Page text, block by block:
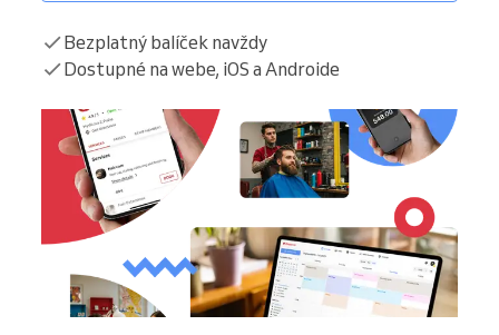
Bezplatný balíček navždy
Dostupné na webe, iOS a Androide